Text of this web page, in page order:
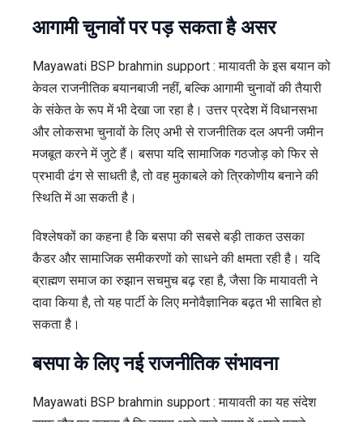
आगामी चुनावों पर पड़ सकता है असर
Mayawati BSP brahmin support : मायावती के इस बयान को
केवल राजनीतिक बयानबाजी नहीं, बल्कि आगामी चुनावों की तैयारी
के संकेत के रूप में भी देखा जा रहा है। उत्तर प्रदेश में विधानसभा
और लोकसभा चुनावों के लिए अभी से राजनीतिक दल अपनी जमीन
मजबूत करने में जुटे हैं। बसपा यदि सामाजिक गठजोड़ को फिर से
प्रभावी ढंग से साधती है, तो वह मुकाबले को त्रिकोणीय बनाने की
स्थिति में आ सकती है।
विश्लेषकों का कहना है कि बसपा की सबसे बड़ी ताकत उसका
कैडर और सामाजिक समीकरणों को साधने की क्षमता रही है। यदि
ब्राह्मण समाज का रुझान सचमुच बढ़ रहा है, जैसा कि मायावती ने
दावा किया है, तो यह पार्टी के लिए मनोवैज्ञानिक बढ़त भी साबित हो
सकता है।
बसपा के लिए नई राजनीतिक संभावना
Mayawati BSP brahmin support : मायावती का यह संदेश